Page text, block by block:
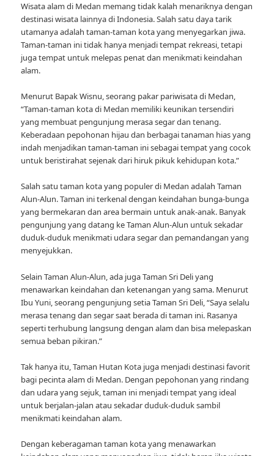
Wisata alam di Medan memang tidak kalah menariknya dengan
destinasi wisata lainnya di Indonesia. Salah satu daya tarik
utamanya adalah taman-taman kota yang menyegarkan jiwa.
Taman-taman ini tidak hanya menjadi tempat rekreasi, tetapi
juga tempat untuk melepas penat dan menikmati keindahan
alam.
Menurut Bapak Wisnu, seorang pakar pariwisata di Medan,
“Taman-taman kota di Medan memiliki keunikan tersendiri
yang membuat pengunjung merasa segar dan tenang.
Keberadaan pepohonan hijau dan berbagai tanaman hias yang
indah menjadikan taman-taman ini sebagai tempat yang cocok
untuk beristirahat sejenak dari hiruk pikuk kehidupan kota.”
Salah satu taman kota yang populer di Medan adalah Taman
Alun-Alun. Taman ini terkenal dengan keindahan bunga-bunga
yang bermekaran dan area bermain untuk anak-anak. Banyak
pengunjung yang datang ke Taman Alun-Alun untuk sekadar
duduk-duduk menikmati udara segar dan pemandangan yang
menyejukkan.
Selain Taman Alun-Alun, ada juga Taman Sri Deli yang
menawarkan keindahan dan ketenangan yang sama. Menurut
Ibu Yuni, seorang pengunjung setia Taman Sri Deli, “Saya selalu
merasa tenang dan segar saat berada di taman ini. Rasanya
seperti terhubung langsung dengan alam dan bisa melepaskan
semua beban pikiran.”
Tak hanya itu, Taman Hutan Kota juga menjadi destinasi favorit
bagi pecinta alam di Medan. Dengan pepohonan yang rindang
dan udara yang sejuk, taman ini menjadi tempat yang ideal
untuk berjalan-jalan atau sekadar duduk-duduk sambil
menikmati keindahan alam.
Dengan keberagaman taman kota yang menawarkan